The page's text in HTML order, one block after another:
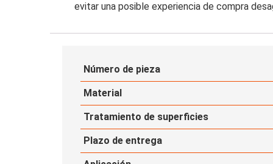
evitar una posible experiencia de compra
Número de pieza
Material
Tratamiento de superficies
Plazo de entrega